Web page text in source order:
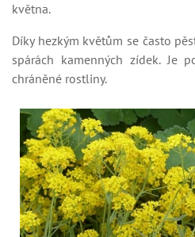
května.
Díky hezkým květům se často
spárách kamenných zídek. Je
chráněné rostliny.